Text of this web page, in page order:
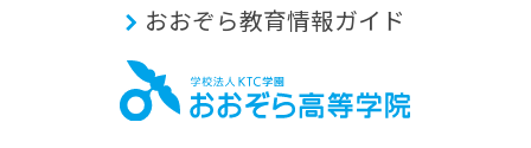
おおぞら教育情報ガイド